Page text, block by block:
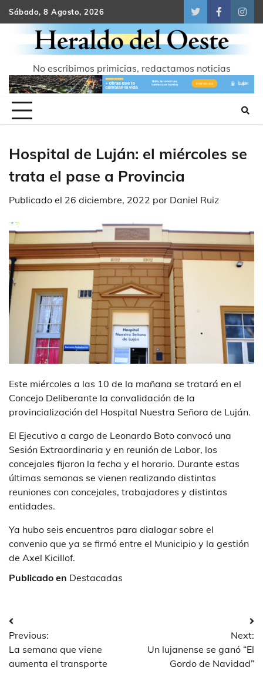
Skip
to
content
Sábado, 8 Agosto, 2026
TwitterFacebook
No escribimos primicias, redactamos noticias
Hospital de Luján: el miércoles se
trata el pase a Provincia
Publicado el 26 diciembre, 2022 por Daniel Ruiz
Este miércoles a las 10 de la mañana se tratará en el
Concejo Deliberante la convalidación de la
provincialización del Hospital Nuestra Señora de Luján.
El Ejecutivo a cargo de Leonardo Boto convocó una
Sesión Extraordinaria y en reunión de Labor, los
concejales fijaron la fecha y el horario. Durante estas
últimas semanas se vienen realizando distintas
reuniones con concejales, trabajadores y distintas
entidades.
Ya hubo seis encuentros para dialogar sobre el
convenio que ya se firmó entre el Municipio y la gestión
de Axel Kicillof.
Publicado en Destacadas
Navegación
de
entradas
Previous:
La semana que viene
aumenta el transporte
Next:
Un lujanense se ganó “El
Gordo de Navidad”